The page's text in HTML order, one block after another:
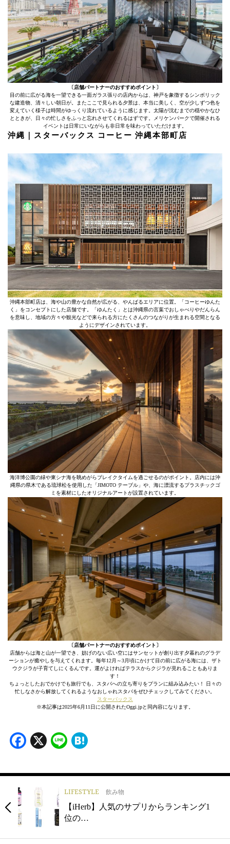
〔店舗パートナーのおすすめポイント〕
目の前に広がる海を一望できる一面ガラス張りの店内からは、神戸を象徴するシンボリック
な建造物、清々しい朝日が。またここで見られる夕景は、本当に美しく、空が少しずつ色を
変えていく様子は時間がゆっくり流れているように感じます。太陽が沈むまでの穏やかなひ
とときが、日々の忙しさをふっと忘れさせてくれるはずです。メリケンパークで開催される
イベントは日常にいながらも非日常を味わっていただけます。
沖縄｜スターバックス コーヒー 沖縄本部町店
沖縄本部町店は、海や山の豊かな自然が広がる、やんばるエリアに位置。「コーヒーゆんた
く」をコンセプトにした店舗です。「ゆんたく」とは沖縄県の言葉でおしゃべりやだんらん
を意味し、地域の方々や観光などで来られる方にたくさんのつながりが生まれる空間となる
ようにデザインされています。
海洋博公園の緑や東シナ海を眺めがらブレイクタイムを過ごせるのがポイント。店内には沖
縄県の県木である琉球松を使用した「JIMOTO テーブル」や、海に漂流するプラスチックゴ
ミを素材にしたオリジナルアートが設置されています。
〔店舗パートナーのおすすめポイント〕
店舗からは海と山が一望でき、妨げのない広い空にはサンセットが創り出す夕暮れのグラデ
ーションが癒やしを与えてくれます。毎年12月～3月頃にかけて目の前に広がる海には、ザト
ウクジラが子育てしにくるんです。運がよければテラスからクジラが見れることもありま
す！
ちょっとしたおでかけでも旅行でも、スタバへの立ち寄りをプランに組み込みたい！ 日々の
忙しなさから解放してくれるようなおしゃれスタバをぜひチェックしてみてください。
スターバックス
※本記事は2025年6月11日に公開されたOggi.jpと同内容になります。
Facebook
X Line
LIFESTYLE 飲み物
【iHerb】人気のサプリからランキング1
位の…